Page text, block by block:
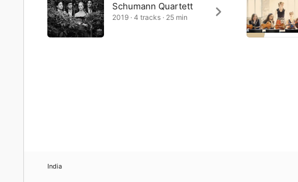
Schumann Quartett
2019 · 4 tracks · 25 min
India